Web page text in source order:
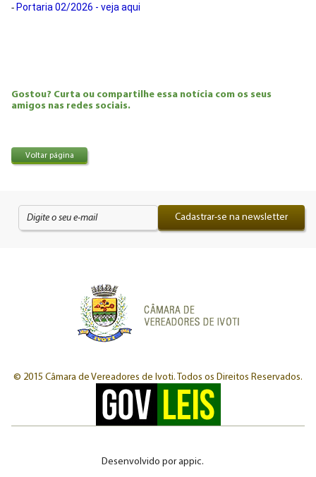
- Portaria 02/2026 - veja aqui
Gostou? Curta ou compartilhe essa notícia com os seus
amigos nas redes sociais.
Voltar página
Cadastrar-se na newsletter
© 2015 Câmara de Vereadores de Ivoti. Todos os Direitos Reservados.
Desenvolvido porappic.